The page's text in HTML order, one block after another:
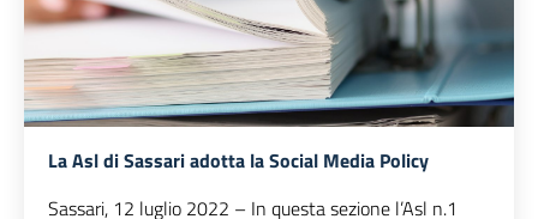
La Asl di Sassari adotta la Social Media Policy
Sassari, 12 luglio 2022 – In questa sezione l’Asl n.1